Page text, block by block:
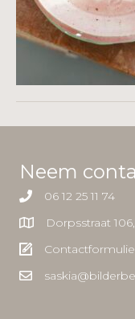
Neem
06 12 25 11 74
Dorpsstraat